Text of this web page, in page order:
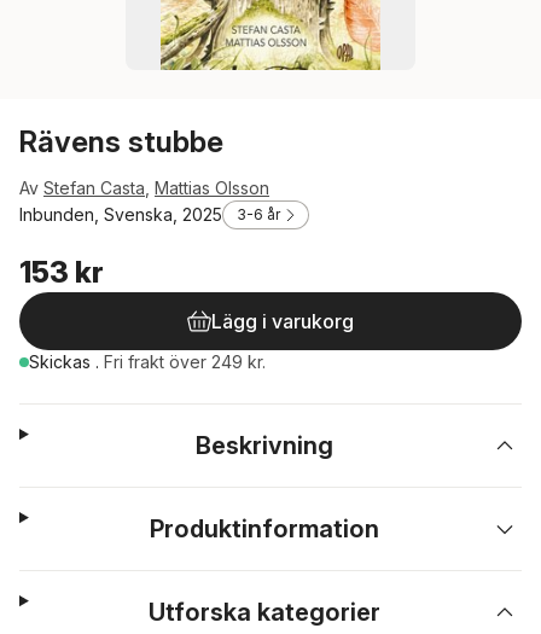
Rävens stubbe
Av Stefan Casta Mattias Olsson
Inbunden, Svenska, 2025
3-6 år
153 kr
Lägg i varukorg
Skickas . Fri frakt över 249 kr.
Beskrivning
Produktinformation
Utforska kategorier